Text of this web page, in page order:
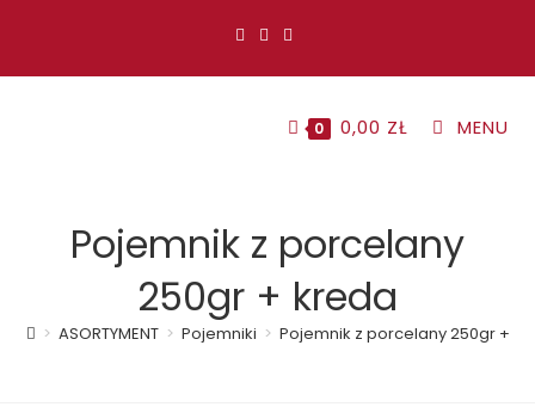
0 0,00 ZŁ MENU
Pojemnik z porcelany
250gr + kreda
> ASORTYMENT > Pojemniki > Pojemnik z porcelany 250gr +